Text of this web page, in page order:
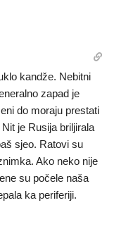
kandže. Nebitni
zapad je
do moraju prestati
je Rusija briljirala
sjeo. Ratovi su
Ako neko nije
su počele naša
ka periferiji.